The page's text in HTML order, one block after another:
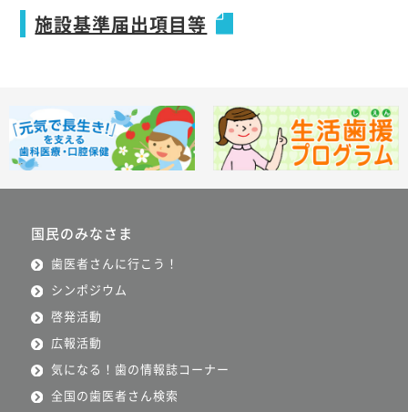
施設基準届出項目等
国民のみなさま
歯医者さんに行こう！
シンポジウム
啓発活動
広報活動
気になる！歯の情報誌コーナー
全国の歯医者さん検索